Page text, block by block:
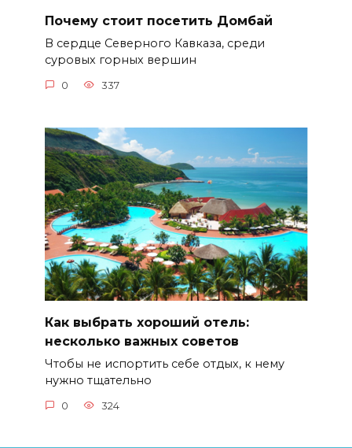
Почему стоит посетить Домбай
В сердце Северного Кавказа, среди
суровых горных вершин
0 337
Как выбрать хороший отель:
несколько важных советов
Чтобы не испортить себе отдых, к нему
нужно тщательно
0 324